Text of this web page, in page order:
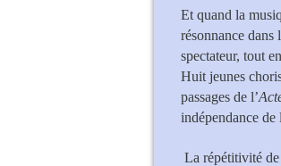
Et quand la
résonnance dans
spectateur, tout
Huit jeunes
passages de l’
indépendance de
La répétitivité